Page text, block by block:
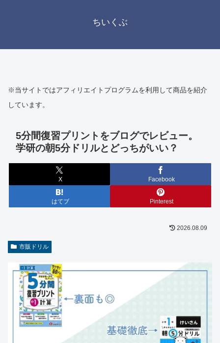
ちいくぶ
※当サイトではアフィリエイトプログラムを利用して商品を紹介
しています。
5分間復習プリントをブログでレビュー。
学研の朝5分ドリルとどっちがいい？
X Facebook
はてブ Pinterest
2026.08.09
市販ドリル